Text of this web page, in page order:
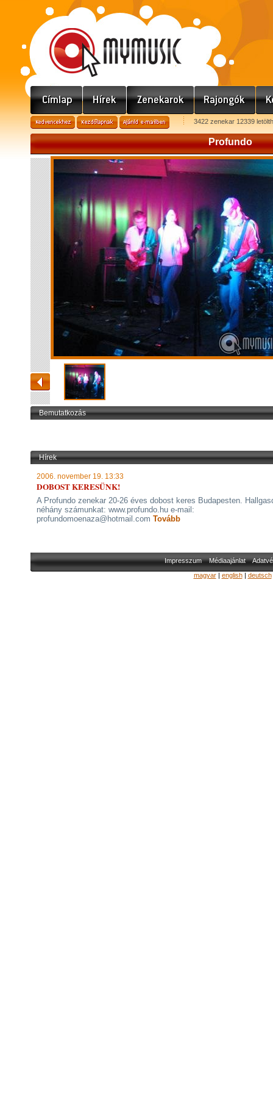
3422 zenekar 12339
Profundo
Bemutatkozás
Hírek
2006. november 19. 13:33
DOBOST KERESÜNK!
A Profundo zenekar 20-26 éves dobost keres Budapesten.
néhány számunkat: www.profundo.hu e-mail:
profundomoenaza@hotmail.com Tovább
Impresszum Médiaajánlat
magyar| english| deutsch